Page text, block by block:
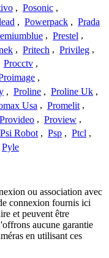
, Posonic ,
, Powerpack , Prada
, Prestel ,
, Pritech , Privileg ,
Procctv ,
,
, Proline , Proline Uk ,
Usa , Promelit ,
Provideo , Proview ,
Psi Robot , Psp , Ptcl ,
Pyle
ou association avec
connexion fournis ici
et peuvent être
aucune garantie
en utilisant ces